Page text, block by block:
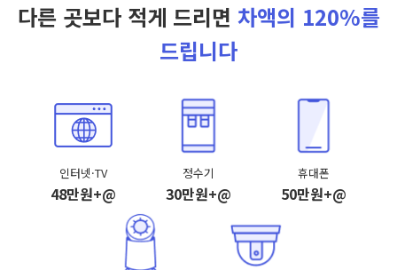
다른 곳보다 적게 드리면 차액의 120%를
드립니다
인터넷·TV
48만원+@
정수기
30만원+@
휴대폰
50만원+@